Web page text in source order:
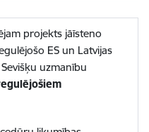
projekts jāīsteno
ES un Latvijas
uzmanību